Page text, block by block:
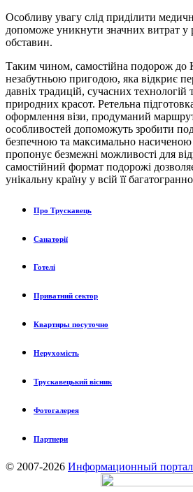
Особливу увагу слід приділити
допоможе уникнути значних витрат у
обставин.
Таким чином, самостійна подорож до
незабутньою пригодою, яка відкриє
давніх традицій, сучасних технологій
природних красот. Ретельна
оформлення візи, продуманий
особливостей допоможуть зробити
безпечною та максимально
пропонує безмежні можливості для
самостійний формат подорожі
унікальну країну у всій її
Про Трускавець
Санаторії
Готелі
Приватний сектор
Квартиры посуточно
Нерухомість
Трускавецький вісник
Фотогалерея
Партнери
© 2007-2026 Информационный портал